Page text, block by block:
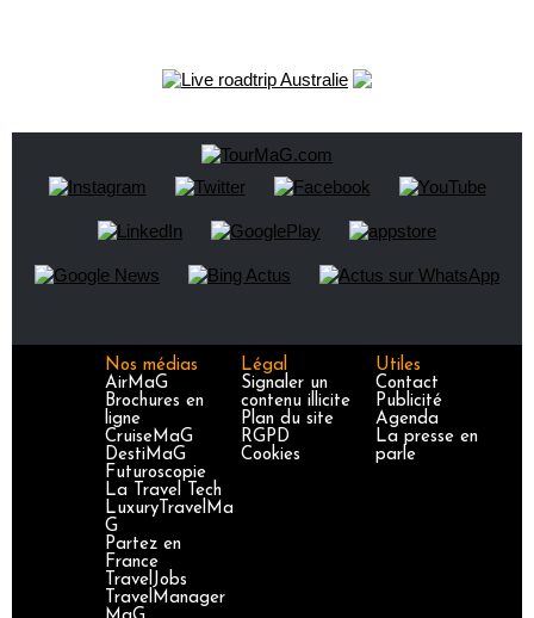
Nos médias
AirMaG
Brochures en
ligne
CruiseMaG
DestiMaG
Futuroscopie
La Travel Tech
LuxuryTravelMa
G
Partez en
France
TravelJobs
TravelManager
Légal
Signaler un
contenu illicite
Plan du site
RGPD
Cookies
Utiles
Contact
Publicité
Agenda
La presse en
parle